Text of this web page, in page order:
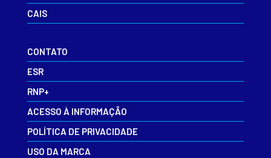
CAIS
CONTATO
ESR
RNP+
ACESSO À INFORMAÇÃO
POLÍTICA DE PRIVACIDADE
USO DA MARCA